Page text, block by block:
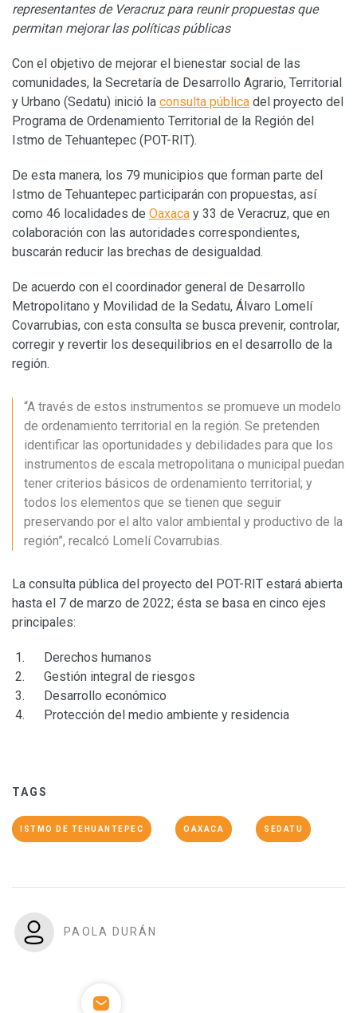
representantes de Veracruz para reunir propuestas que
permitan mejorar las políticas públicas
Con el objetivo de mejorar el bienestar social de las
comunidades, la Secretaría de Desarrollo Agrario, Territorial
y Urbano (Sedatu) inició la consulta pública del proyecto del
Programa de Ordenamiento Territorial de la Región del
Istmo de Tehuantepec (POT-RIT).
De esta manera, los 79 municipios que forman parte del
Istmo de Tehuantepec participarán con propuestas, así
como 46 localidades de Oaxaca y 33 de Veracruz, que en
colaboración con las autoridades correspondientes,
buscarán reducir las brechas de desigualdad.
De acuerdo con el coordinador general de Desarrollo
Metropolitano y Movilidad de la Sedatu, Álvaro Lomelí
Covarrubias, con esta consulta se busca prevenir, controlar,
corregir y revertir los desequilibrios en el desarrollo de la
región.
“A través de estos instrumentos se promueve un modelo
de ordenamiento territorial en la región. Se pretenden
identificar las oportunidades y debilidades para que los
instrumentos de escala metropolitana o municipal puedan
tener criterios básicos de ordenamiento territorial; y
todos los elementos que se tienen que seguir
preservando por el alto valor ambiental y productivo de la
región”, recalcó Lomelí Covarrubias.
La consulta pública del proyecto del POT-RIT estará abierta
hasta el 7 de marzo de 2022; ésta se basa en cinco ejes
principales:
Derechos humanos
Gestión integral de riesgos
Desarrollo económico
Protección del medio ambiente y residencia
TAGS
ISTMO DE TEHUANTEPEC OAXACA SEDATU
PAOLA DURÁN